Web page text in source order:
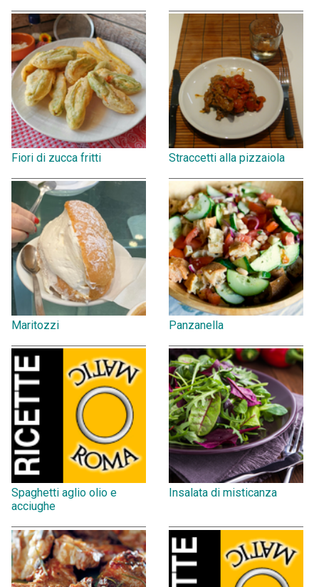
Fiori di zucca fritti Straccetti alla pizzaiola
Maritozzi Panzanella
Spaghetti aglio olio e
acciughe
Insalata di misticanza